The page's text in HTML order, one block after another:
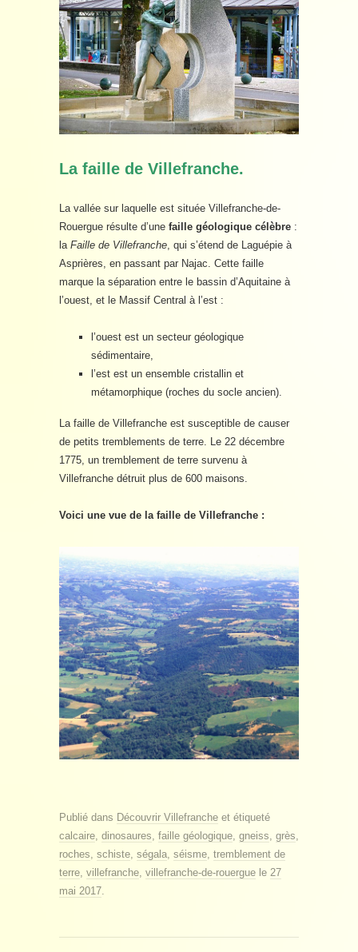
La faille de Villefranche.
La vallée sur laquelle est située Villefranche-de-
Rouergue résulte d’une faille géologique célèbre :
la Faille de Villefranche , qui s’étend de Laguépie à
Asprières, en passant par Najac. Cette faille
marque la séparation entre le bassin d’Aquitaine à
l’ouest, et le Massif Central à l’est :
l’ouest est un secteur géologique
sédimentaire,
l’est est un ensemble cristallin et
métamorphique (roches du socle ancien).
La faille de Villefranche est susceptible de causer
de petits tremblements de terre. Le 22 décembre
1775, un tremblement de terre survenu à
Villefranche détruit plus de 600 maisons.
Voici une vue de la faille de Villefranche :
Publié dans Découvrir Villefranche et étiqueté
calcaire, dinosaures, faille géologique, gneiss, grès,
roches, schiste, ségala, séisme, tremblement de
terre, villefranche, villefranche-de-rouergue le 27
mai 2017.